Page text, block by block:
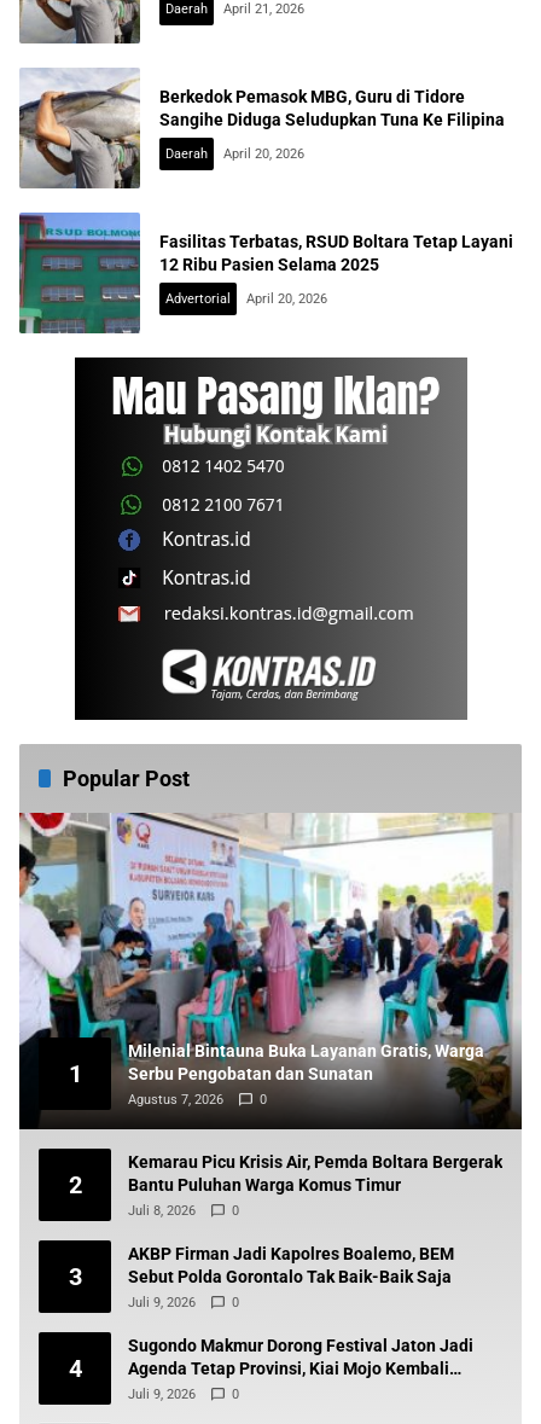
Daerah April 21, 2026
Berkedok Pemasok MBG, Guru di Tidore
Sangihe Diduga Seludupkan Tuna Ke Filipina
Daerah April 20, 2026
Fasilitas Terbatas, RSUD Boltara Tetap Layani
12 Ribu Pasien Selama 2025
Advertorial April 20, 2026
Popular Post
1
Milenial Bintauna Buka Layanan Gratis, Warga
Serbu Pengobatan dan Sunatan
Agustus 7, 2026 0
2
Kemarau Picu Krisis Air, Pemda Boltara Bergerak
Bantu Puluhan Warga Komus Timur
Juli 8, 2026 0
3
AKBP Firman Jadi Kapolres Boalemo, BEM
Sebut Polda Gorontalo Tak Baik-Baik Saja
Juli 9, 2026 0
4
Sugondo Makmur Dorong Festival Jaton Jadi
Agenda Tetap Provinsi, Kiai Mojo Kembali
Disuarakan
Juli 9, 2026 0